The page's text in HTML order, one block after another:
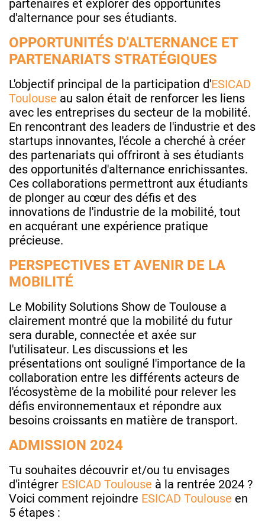
partenaires et explorer des opportunités
d'alternance pour ses étudiants.
OPPORTUNITÉS D'ALTERNANCE ET
PARTENARIATS STRATÉGIQUES
L'objectif principal de la participation d'ESICAD
Toulouse au salon était de renforcer les liens
avec les entreprises du secteur de la mobilité.
En rencontrant des leaders de l'industrie et des
startups innovantes, l'école a cherché à créer
des partenariats qui offriront à ses étudiants
des opportunités d'alternance enrichissantes.
Ces collaborations permettront aux étudiants
de plonger au cœur des défis et des
innovations de l'industrie de la mobilité, tout
en acquérant une expérience pratique
précieuse.
PERSPECTIVES ET AVENIR DE LA
MOBILITÉ
Le Mobility Solutions Show de Toulouse a
clairement montré que la mobilité du futur
sera durable, connectée et axée sur
l'utilisateur. Les discussions et les
présentations ont souligné l'importance de la
collaboration entre les différents acteurs de
l'écosystème de la mobilité pour relever les
défis environnementaux et répondre aux
besoins croissants en matière de transport.
ADMISSION 2024
Tu souhaites découvrir et/ou tu envisages
d'intégrer ESICAD Toulouse à la rentrée 2024 ?
Voici comment rejoindre ESICAD Toulouse en
5 étapes :